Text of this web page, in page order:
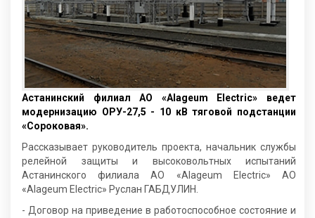
Астанинский филиал АО «Alageum Electric» ведет
модернизацию ОРУ-27,5 - 10 кВ тяговой подстанции
«Сороковая».
Рассказывает руководитель проекта, начальник службы
релейной защиты и высоковольтных испытаний
Астанинского филиала АО «Alageum Electric» АО
«Alageum Electric» Руслан ГАБДУЛИН.
- Договор на приведение в работоспособное состояние и